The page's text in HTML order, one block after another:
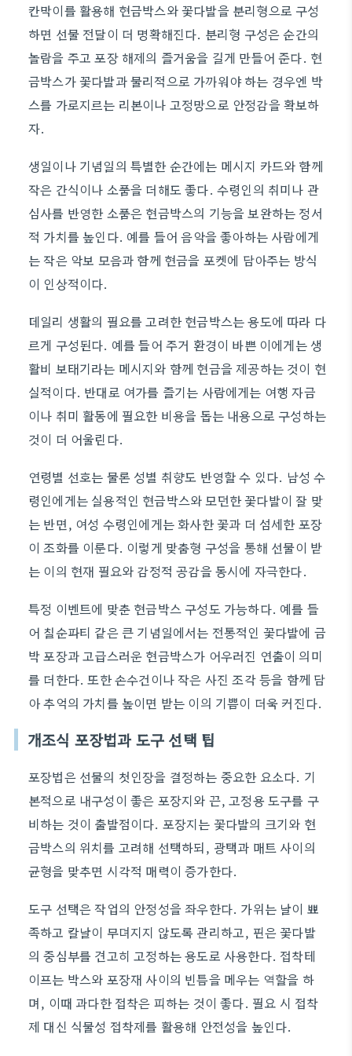
칸막이를 활용해 현금박스와 꽃다발을 분리형으로 구성
하면 선물 전달이 더 명확해진다. 분리형 구성은 순간의
놀람을 주고 포장 해제의 즐거움을 길게 만들어 준다. 현
금박스가 꽃다발과 물리적으로 가까워야 하는 경우엔 박
스를 가로지르는 리본이나 고정망으로 안정감을 확보하
자.
생일이나 기념일의 특별한 순간에는 메시지 카드와 함께
작은 간식이나 소품을 더해도 좋다. 수령인의 취미나 관
심사를 반영한 소품은 현금박스의 기능을 보완하는 정서
적 가치를 높인다. 예를 들어 음악을 좋아하는 사람에게
는 작은 악보 모음과 함께 현금을 포켓에 담아주는 방식
이 인상적이다.
데일리 생활의 필요를 고려한 현금박스는 용도에 따라 다
르게 구성된다. 예를 들어 주거 환경이 바쁜 이에게는 생
활비 보태기라는 메시지와 함께 현금을 제공하는 것이 현
실적이다. 반대로 여가를 즐기는 사람에게는 여행 자금
이나 취미 활동에 필요한 비용을 돕는 내용으로 구성하는
것이 더 어울린다.
연령별 선호는 물론 성별 취향도 반영할 수 있다. 남성 수
령인에게는 실용적인 현금박스와 모던한 꽃다발이 잘 맞
는 반면, 여성 수령인에게는 화사한 꽃과 더 섬세한 포장
이 조화를 이룬다. 이렇게 맞춤형 구성을 통해 선물이 받
는 이의 현재 필요와 감정적 공감을 동시에 자극한다.
특정 이벤트에 맞춘 현금박스 구성도 가능하다. 예를 들
어 칠순파티 같은 큰 기념일에서는 전통적인 꽃다발에 금
박 포장과 고급스러운 현금박스가 어우러진 연출이 의미
를 더한다. 또한 손수건이나 작은 사진 조각 등을 함께 담
아 추억의 가치를 높이면 받는 이의 기쁨이 더욱 커진다.
개조식 포장법과 도구 선택 팁
포장법은 선물의 첫인장을 결정하는 중요한 요소다. 기
본적으로 내구성이 좋은 포장지와 끈, 고정용 도구를 구
비하는 것이 출발점이다. 포장지는 꽃다발의 크기와 현
금박스의 위치를 고려해 선택하되, 광택과 매트 사이의
균형을 맞추면 시각적 매력이 증가한다.
도구 선택은 작업의 안정성을 좌우한다. 가위는 날이 뾰
족하고 칼날이 무뎌지지 않도록 관리하고, 핀은 꽃다발
의 중심부를 견고히 고정하는 용도로 사용한다. 접착테
이프는 박스와 포장재 사이의 빈틈을 메우는 역할을 하
며, 이때 과다한 접착은 피하는 것이 좋다. 필요 시 접착
제 대신 식물성 접착제를 활용해 안전성을 높인다.